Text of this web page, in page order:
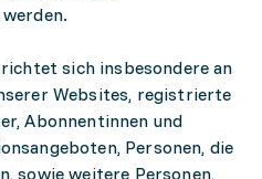
sich insbesondere an
Websites, registrierte
Abonnentinnen und
Personen, die
sowie weitere Personen,